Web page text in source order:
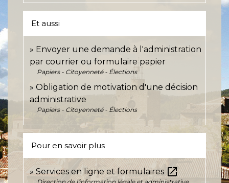
Et aussi
Envoyer une demande à l'administration
par courrier ou formulaire papier
Papiers - Citoyenneté - Élections
Obligation de motivation d'une décision
administrative
Papiers - Citoyenneté - Élections
Pour en savoir plus
Services en ligne et formulaires open_in_new